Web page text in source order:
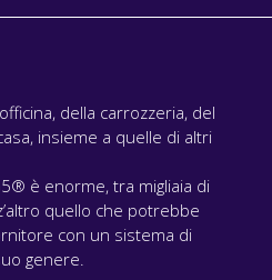
della carrozzeria, del
insieme a quelle di altri
è enorme, tra migliaia di
quello che potrebbe
con un sistema di
genere.